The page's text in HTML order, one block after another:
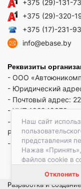
Наш сайт
представления
Нажав
файлов cookie в
Отклонить
+375 (29)-131-
+375 (29)-320-
+375 (17)-231-
info@ebase.by
Реквизиты
- ООО
- Юридический
- Почтовый адрес:
- УНП 192949879
- р/сч BY52 REDJ
РРБ"
- Код банка:
Разработка и